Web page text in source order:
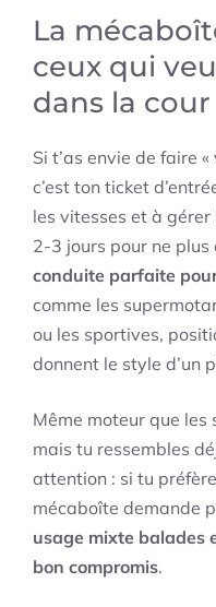
La
ceux qui
dans la
Si t’as envie de faire
c’est ton ticket
les vitesses et à gérer
2-3 jours pour ne plus
conduite parfaite
comme les
ou les sportives,
donnent le style d’un
Même moteur que les
mais tu ressembles
attention : si tu
mécaboîte demande
usage mixte balades
bon compromis.